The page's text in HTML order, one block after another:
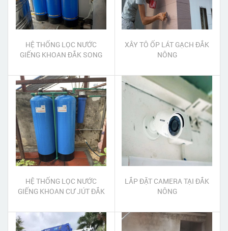
HỆ THỐNG LỌC NƯỚC
GIẾNG KHOAN ĐẮK SONG
XÂY TÔ ỐP LÁT GẠCH ĐẮK
NÔNG
HỆ THỐNG LỌC NƯỚC
GIẾNG KHOAN CƯ JÚT ĐẮK
LẮP ĐẶT CAMERA TẠI ĐẮK
NÔNG